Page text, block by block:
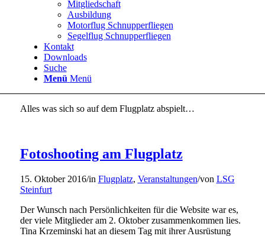
Mitgliedschaft
Ausbildung
Motorflug Schnupperfliegen
Segelflug Schnupperfliegen
Kontakt
Downloads
Suche
Menü Menü
Alles was sich so auf dem Flugplatz abspielt…
Fotoshooting am Flugplatz
15. Oktober 2016/in Flugplatz, Veranstaltungen/von LSG
Steinfurt
Der Wunsch nach Persönlichkeiten für die Website war es,
der viele Mitglieder am 2. Oktober zusammenkommen lies.
Tina Krzeminski hat an diesem Tag mit ihrer Ausrüstung